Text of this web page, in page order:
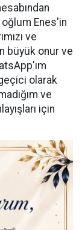
oğlum Enes'in
ve
büyük onur ve
olarak
ve
için